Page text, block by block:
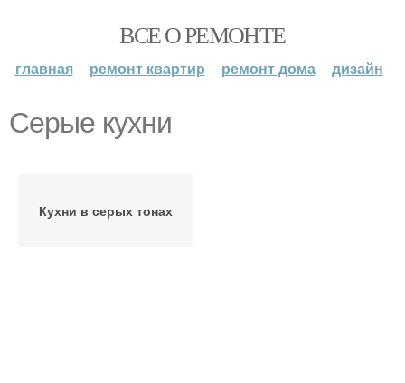
ВСЕ О РЕМОНТЕ
главная ремонт квартир ремонт дома дизайн
Серые кухни
Кухни в серых тонах